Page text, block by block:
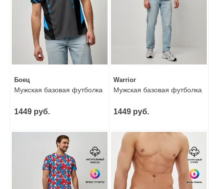
Боец
Мужская базовая футболка
1449 руб.
Warrior
Мужская базовая футболка
1449 руб.